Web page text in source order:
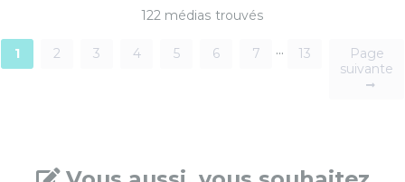
122 médias trouvés
1 2 3 4 5 6 7 ... 13
Page
suivante